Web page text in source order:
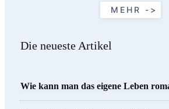
MEHR ->
Die neueste Artikel
Wie kann man das eigene Leben